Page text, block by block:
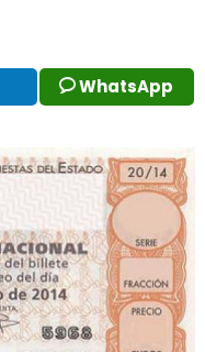
WhatsApp